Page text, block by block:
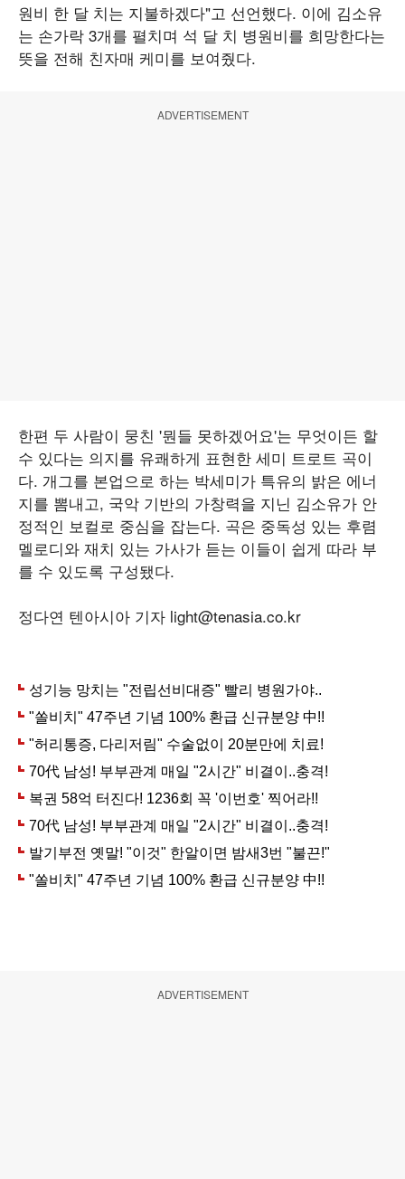
원비 한 달 치는 지불하겠다"고 선언했다. 이에 김소유
는 손가락 3개를 펼치며 석 달 치 병원비를 희망한다는
뜻을 전해 친자매 케미를 보여줬다.
ADVERTISEMENT
한편 두 사람이 뭉친 '뭔들 못하겠어요'는 무엇이든 할
수 있다는 의지를 유쾌하게 표현한 세미 트로트 곡이
다. 개그를 본업으로 하는 박세미가 특유의 밝은 에너
지를 뽐내고, 국악 기반의 가창력을 지닌 김소유가 안
정적인 보컬로 중심을 잡는다. 곡은 중독성 있는 후렴
멜로디와 재치 있는 가사가 듣는 이들이 쉽게 따라 부
를 수 있도록 구성됐다.
정다연 텐아시아 기자 light@tenasia.co.kr
ADVERTISEMENT